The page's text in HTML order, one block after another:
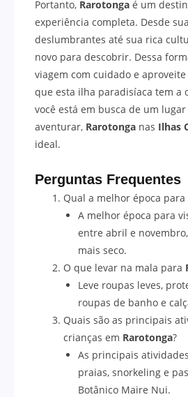
Portanto, Rarotonga é um
experiência completa. Desde
deslumbrantes até sua rica
novo para descobrir. Dessa
viagem com cuidado e
que esta ilha paradisíaca tem a
você está em busca de um
aventurar, Rarotonga nas Ilhas
ideal.
Perguntas Frequentes
Qual a melhor época
A melhor época para
entre abril e
mais seco.
O que levar na mala para
Leve roupas leves,
roupas de banho e
Quais são as principais
crianças em Rarotonga?
As principais
praias, snorkeling e
Botânico Maire Nui.